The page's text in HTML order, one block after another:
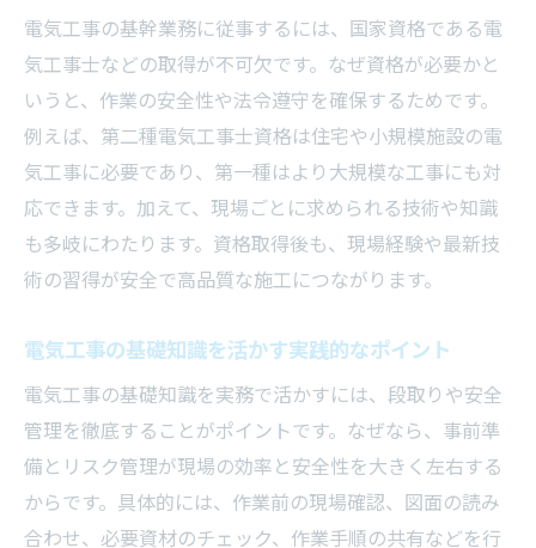
電気工事の基幹業務に従事するには、国家資格である電
気工事士などの取得が不可欠です。なぜ資格が必要かと
いうと、作業の安全性や法令遵守を確保するためです。
例えば、第二種電気工事士資格は住宅や小規模施設の電
気工事に必要であり、第一種はより大規模な工事にも対
応できます。加えて、現場ごとに求められる技術や知識
も多岐にわたります。資格取得後も、現場経験や最新技
術の習得が安全で高品質な施工につながります。
電気工事の基礎知識を活かす実践的なポイント
電気工事の基礎知識を実務で活かすには、段取りや安全
管理を徹底することがポイントです。なぜなら、事前準
備とリスク管理が現場の効率と安全性を大きく左右する
からです。具体的には、作業前の現場確認、図面の読み
合わせ、必要資材のチェック、作業手順の共有などを行